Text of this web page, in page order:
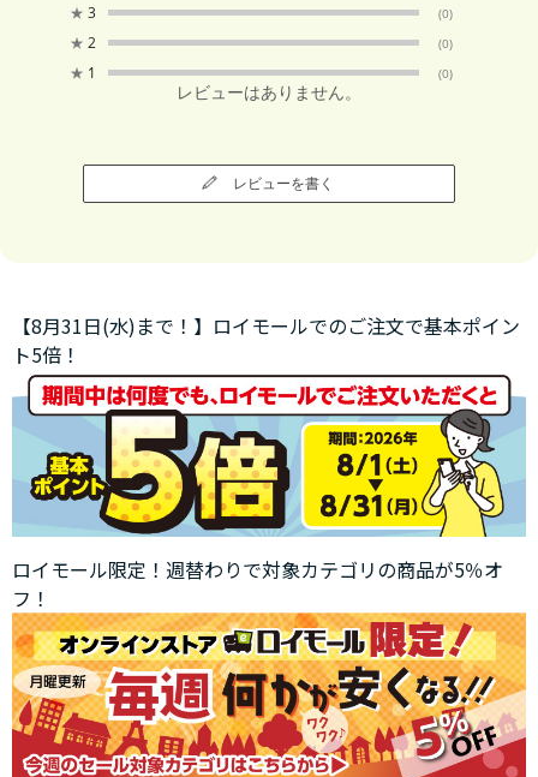
★ 3 (0)
★ 2 (0)
★ 1 (0)
レビューはありません。
レビューを書く
【8月31日(水)まで！】ロイモールでのご注文で基本ポイン
ト5倍！
ロイモール限定！週替わりで対象カテゴリの商品が5％オ
フ！